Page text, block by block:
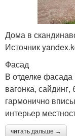
Дома в
Источник
Фасад
В отделке фасада
вагонка,
гармонично
интерьер
читать дальше →